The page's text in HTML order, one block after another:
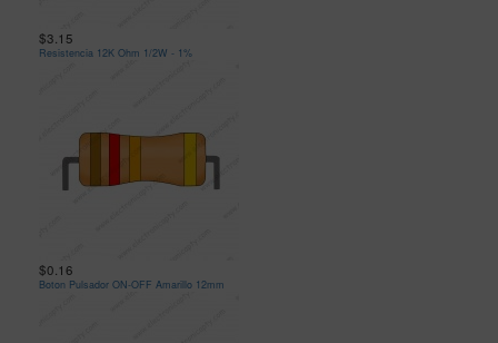
$3.15
Resistencia 12K Ohm 1/2W - 1%
$0.16
Boton Pulsador ON-OFF Amarillo 12mm